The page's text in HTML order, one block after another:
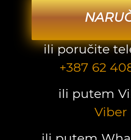
ili poručite
+387 62
ili putem
Viber